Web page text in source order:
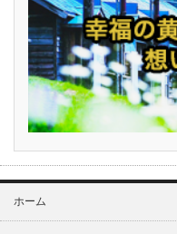
ホーム